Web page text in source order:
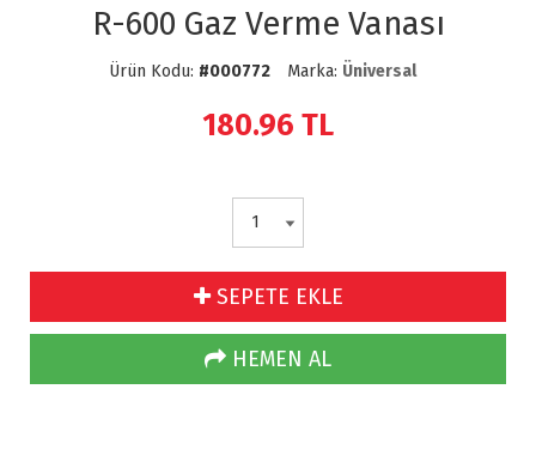
R-600 Gaz Verme Vanası
Ürün Kodu: #000772 Marka: Üniversal
180.96 TL
SEPETE EKLE
HEMEN AL